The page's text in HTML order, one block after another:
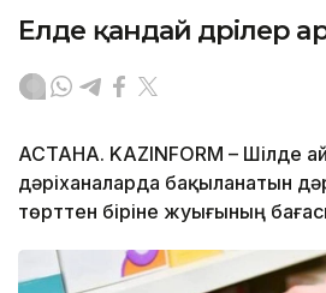
Елде қандай дәрілер
АСТАНА. KAZINFORM – Шілде
дәріханаларда бақыланатын
төрттен біріне жуығының